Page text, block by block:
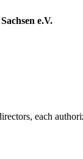
e.V.
each